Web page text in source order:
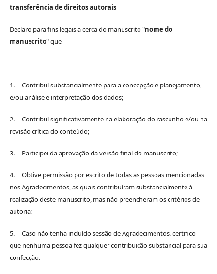
transferência de direitos autorais
Declaro para fins legais a cerca do manuscrito "nome do
manuscrito" que
1. Contribuí substancialmente para a concepção e planejamento,
e/ou análise e interpretação dos dados;
2. Contribuí significativamente na elaboração do rascunho e/ou na
revisão crítica do conteúdo;
3. Participei da aprovação da versão final do manuscrito;
4. Obtive permissão por escrito de todas as pessoas mencionadas
nos Agradecimentos, as quais contribuíram substancialmente à
realização deste manuscrito, mas não preencheram os critérios de
autoria;
5. Caso não tenha incluído sessão de Agradecimentos, certifico
que nenhuma pessoa fez qualquer contribuição substancial para sua
confecção.